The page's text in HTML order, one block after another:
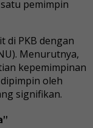
pemimpin
di PKB dengan
Menurutnya,
kepemimpinan
oleh
signifikan.